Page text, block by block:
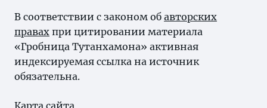
В соответствии с законом об авторских
правах при цитировании материала
«Гробница Тутанхамона» активная
индексируемая ссылка на источник
обязательна.
Карта сайта